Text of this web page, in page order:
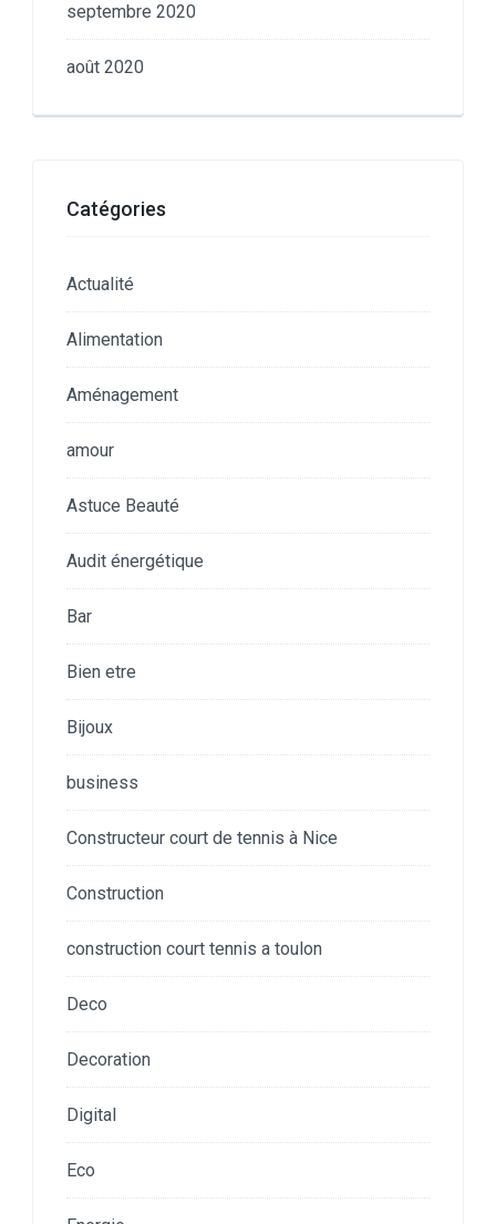
septembre 2020
août 2020
Catégories
Actualité
Alimentation
Aménagement
amour
Astuce Beauté
Audit énergétique
Bar
Bien etre
Bijoux
business
Constructeur court de tennis à Nice
Construction
construction court tennis a toulon
Deco
Decoration
Digital
Eco